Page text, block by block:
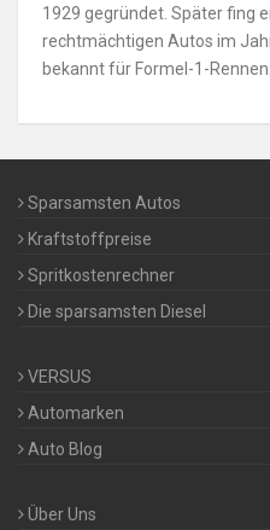
1929 gegründet. Später fing
rechtmächtigen Autos im
bekannt für Formel-1-Rennen.
Sparsamsten Autos
Kraftstoffpreise
Spritkostenrechner
Die sparsamsten Diesel
VERSUS
Automarken
Auto Blog
Über Uns